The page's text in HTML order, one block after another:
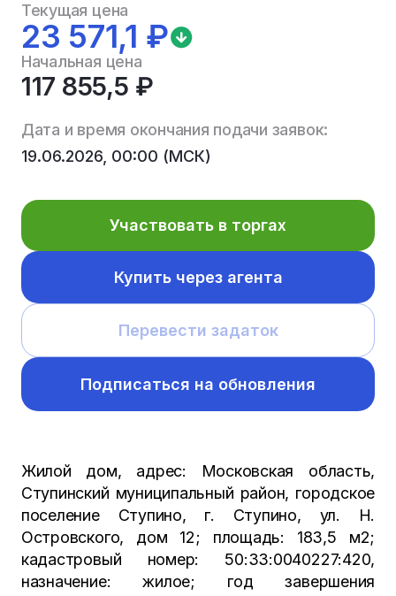
Текущая цена
23 571,1 ₽
Начальная цена
117 855,5 ₽
Дата и время окончания подачи заявок:
19.06.2026, 00:00 (МСК)
Участвовать в торгах
Купить через агента
Перевести задаток
Подписаться на обновления
Жилой дом, адрес: Московская область,
Ступинский муниципальный район, городское
поселение Ступино, г. Ступино, ул. Н.
Островского, дом 12; площадь: 183,5 м2;
кадастровый номер: 50:33:0040227:420,
назначение: жилое; год завершения